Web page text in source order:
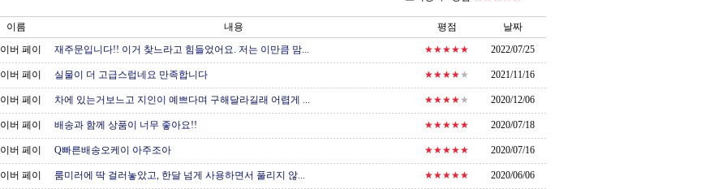
이름 내용 평점
날짜
버 페이
재주문입니다!! 이거 찾느라고 힘들었어요. 저는 이만큼 맘... ★★★★★ 2022/07/25
버 페이 실물이 더 고급스럽네요 만족합니다 ★★★★★ 2021/11/16
버 페이 차에 있는거보느고 지인이 예쁘다며 구해달라길래 어렵게 ... ★★★★★ 2020/12/06
버 페이 배송과 함께 상품이 너무 좋아요!! ★★★★★ 2020/07/18
버 페이 Q빠른배송오케이 아주조아 ★★★★★ 2020/07/16
버 페이 룸미러에 딱 걸러놓았고, 한달 넘게 사용하면서 풀리지 않... ★★★★★ 2020/06/06